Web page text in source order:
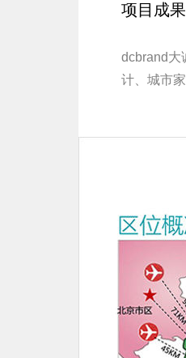
项目成果
dcbrand大
计、城市